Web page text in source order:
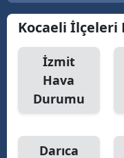
Kocaeli İlçeleri
İzmit
Hava
Durumu
Darıca